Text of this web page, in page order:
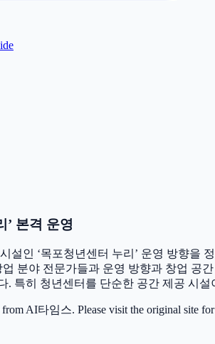
’ 본격 운영
설인 ‘목포청년센터 누리’ 운영 방향을
분야 전문가들과 운영 방향과 창업 공
. 특히 청년센터를 단순한 공간 제공 시
AI타임스. Please visit the original site